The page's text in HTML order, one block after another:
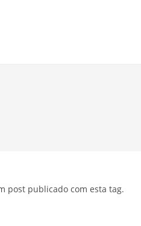
post publicado com esta tag.